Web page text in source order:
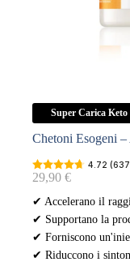
Super Carica Keto
Chetoni Esogeni
4.72
29,90 €
✔ Accelerano il
✔ Supportano la
✔ Forniscono
✔ Riduccono i